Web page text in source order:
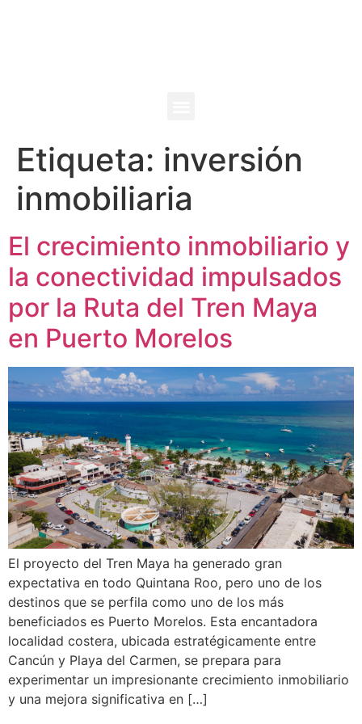
Etiqueta: inversión
inmobiliaria
El crecimiento inmobiliario y
la conectividad impulsados
por la Ruta del Tren Maya
en Puerto Morelos
El proyecto del Tren Maya ha generado gran
expectativa en todo Quintana Roo, pero uno de los
destinos que se perfila como uno de los más
beneficiados es Puerto Morelos. Esta encantadora
localidad costera, ubicada estratégicamente entre
Cancún y Playa del Carmen, se prepara para
experimentar un impresionante crecimiento inmobiliario
y una mejora significativa en […]